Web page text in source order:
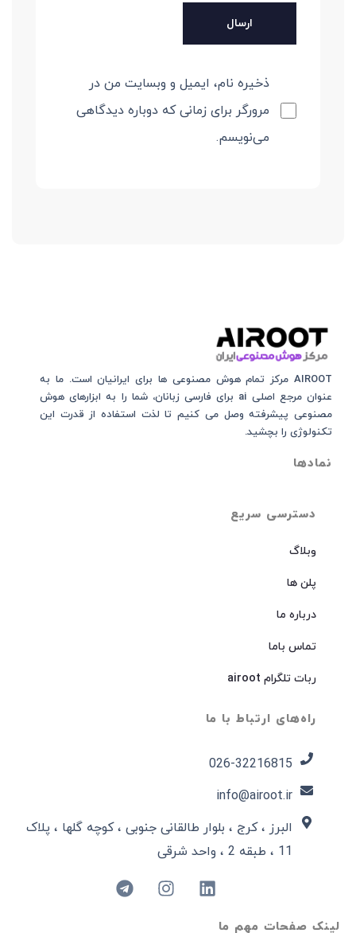
ذخیره نام، ایمیل و وبسایت من در
مرورگر برای زمانی که دوباره دیدگاهی
می‌نویسم.
لینک صفحات مهم ما
دسترسی سریع
وبلاگ
پلن ها
درباره ما
تماس باما
ربات تلگرام airoot
راه‌های ارتباط با ما
026-32216815​
info@airoot.ir
البرز ، کرج ، بلوار طالقانی جنوبی ، کوچه گلها ، پلاک
11 ، طبقه 2 ، واحد شرقی
AIROOT مرکز تمام هوش مصنوعی‌‌‌ ها برای ایرانیان است. ما به
عنوان مرجع اصلی ai برای فارسی زبانان، شما را به ابزارهای هوش
مصنوعی پیشرفته وصل می کنیم تا لذت استفاده از قدرت این
تکنولوژی را بچشید.
نمادها